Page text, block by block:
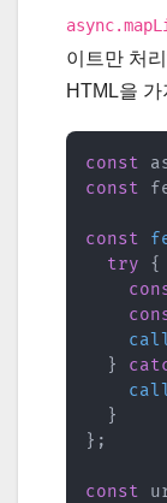
이트만 처
HTML을
const
const
const
try
{
}
}
} ;
const